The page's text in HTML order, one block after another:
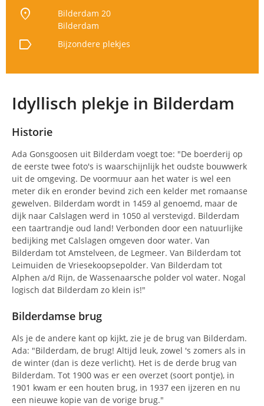
location_on
Bilderdam 20
Bilderdam
label Bijzondere plekjes
Idyllisch plekje in Bilderdam
Historie
Ada Gonsgoosen uit Bilderdam voegt toe: "De boerderij op
de eerste twee foto's is waarschijnlijk het oudste bouwwerk
uit de omgeving. De voormuur aan het water is wel een
meter dik en eronder bevind zich een kelder met romaanse
gewelven. Bilderdam wordt in 1459 al genoemd, maar de
dijk naar Calslagen werd in 1050 al verstevigd. Bilderdam
een taartrandje oud land! Verbonden door een natuurlijke
bedijking met Calslagen omgeven door water. Van
Bilderdam tot Amstelveen, de Legmeer. Van Bilderdam tot
Leimuiden de Vriesekoopsepolder. Van Bilderdam tot
Alphen a/d Rijn, de Wassenaarsche polder vol water. Nogal
logisch dat Bilderdam zo klein is!"
Bilderdamse brug
Als je de andere kant op kijkt, zie je de brug van Bilderdam.
Ada: "Bilderdam, de brug! Altijd leuk, zowel 's zomers als in
de winter (dan is deze verlicht). Het is de derde brug van
Bilderdam. Tot 1900 was er een overzet (soort pontje), in
1901 kwam er een houten brug, in 1937 een ijzeren en nu
een nieuwe kopie van de vorige brug."